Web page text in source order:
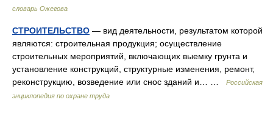
словарь Ожегова
СТРОИТЕЛЬСТВО — вид деятельности, результатом которой
являются: строительная продукция; осуществление
строительных мероприятий, включающих выемку грунта и
установление конструкций, структурные изменения, ремонт,
реконструкцию, возведение или снос зданий и… …
Российская
энциклопедия по охране труда